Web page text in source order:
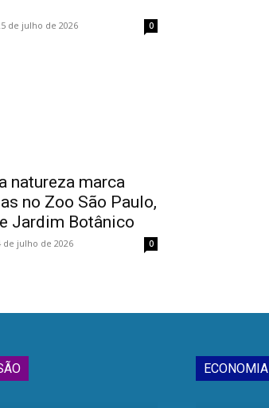
de julho de 2026 0
natureza marca
no Zoo São Paulo,
Jardim Botânico
de julho de 2026 0
ECONOMIA